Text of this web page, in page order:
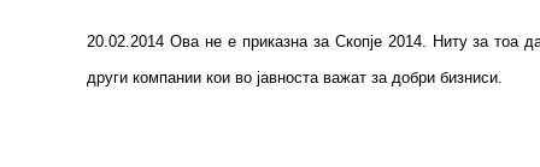
20.02.2014 Ова не е приказна за Скопје 2014. Ниту за тоа
други компании кои во јавноста важат за добри бизниси.